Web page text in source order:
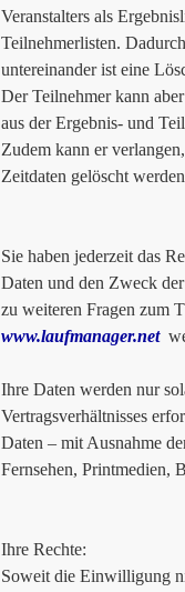
Veranstalters als
Teilnehmerlisten.
untereinander ist eine
Der Teilnehmer kann
aus der Ergebnis- und
Zudem kann er
Zeitdaten gelöscht
Sie haben jederzeit das
Daten und den Zweck
zu weiteren Fragen zum
www.laufmanager.net
Ihre Daten werden nur
Vertragsverhältnisses
Daten – mit Ausnahme
Fernsehen, Printmedien,
Ihre Rechte:
Soweit die Einwilligung